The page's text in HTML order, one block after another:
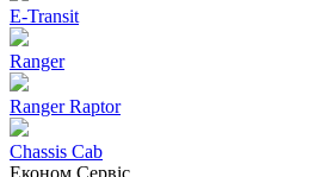
E-Transit
Ranger
Ranger Raptor
Chassis Cab
Економ Сервіс